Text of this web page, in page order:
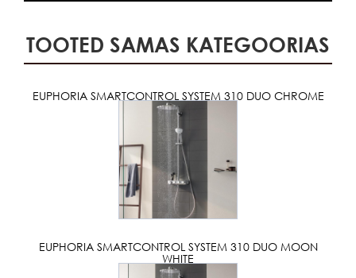
TOOTED SAMAS KATEGOORIAS
EUPHORIA SMARTCONTROL SYSTEM 310 DUO CHROME
EUPHORIA SMARTCONTROL SYSTEM 310 DUO MOON
WHITE